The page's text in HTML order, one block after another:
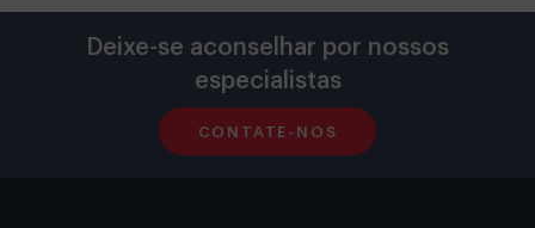
Deixe-se aconselhar por nossos
especialistas
CONTATE-NOS